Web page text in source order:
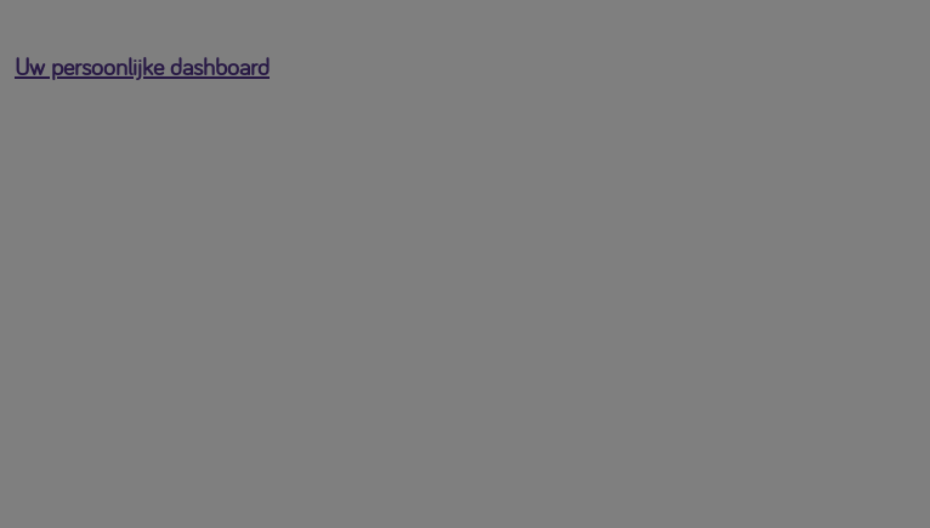
Uw persoonlijke dashboard